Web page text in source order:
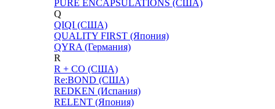
PURE ENCAPSULATIONS (США)
Q
QIQI (США)
QUALITY FIRST (Япония)
QYRA (Германия)
R
R + CO (США)
Re:BOND (США)
REDKEN (Испания)
RELENT (Япония)